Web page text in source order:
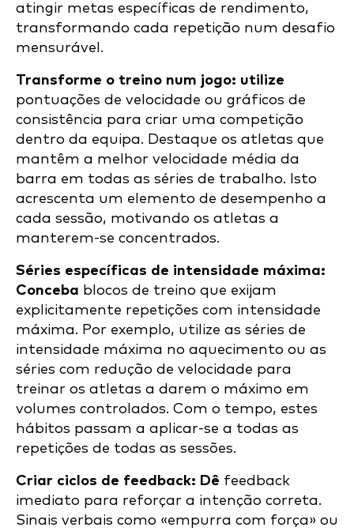
atingir metas específicas de rendimento,
transformando cada repetição num desafio
mensurável.
Transforme o treino num jogo: utilize
pontuações de velocidade ou gráficos de
consistência para criar uma competição
dentro da equipa. Destaque os atletas que
mantêm a melhor velocidade média da
barra em todas as séries de trabalho. Isto
acrescenta um elemento de desempenho a
cada sessão, motivando os atletas a
manterem-se concentrados.
Séries específicas de intensidade máxima:
Conceba blocos de treino que exijam
explicitamente repetições com intensidade
máxima. Por exemplo, utilize as séries de
intensidade máxima no aquecimento ou as
séries com redução de velocidade para
treinar os atletas a darem o máximo em
volumes controlados. Com o tempo, estes
hábitos passam a aplicar-se a todas as
repetições de todas as sessões.
Criar ciclos de feedback: Dê feedback
imediato para reforçar a intenção correta.
Sinais verbais como «empurra com força» ou